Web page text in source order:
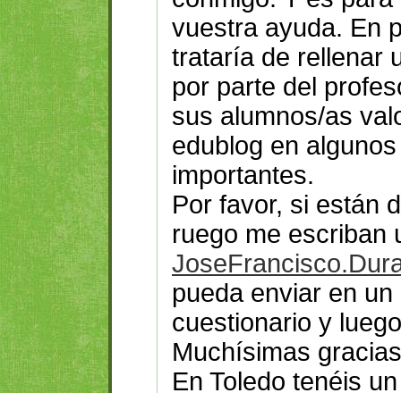
vuestra ayuda. En
trataría de rellenar
por parte del
sus alumnos/as
edublog en
importantes.
Por favor, si están
ruego me escriban
pueda enviar en
cuestionario y
Muchísimas
En Toledo tenéis